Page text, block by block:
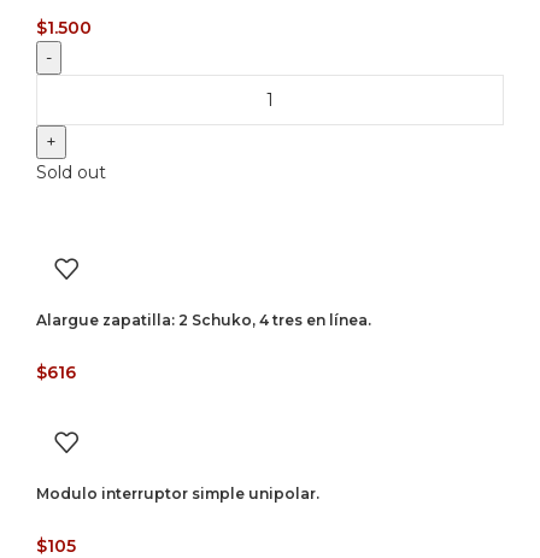
$1.500
Sold out
Alargue zapatilla: 2 Schuko, 4 tres en línea.
$616
Modulo interruptor simple unipolar.
$105